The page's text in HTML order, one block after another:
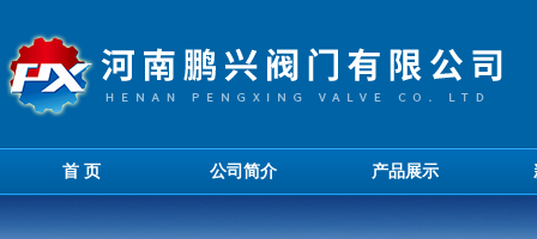
首 页 公司简介 产品展示